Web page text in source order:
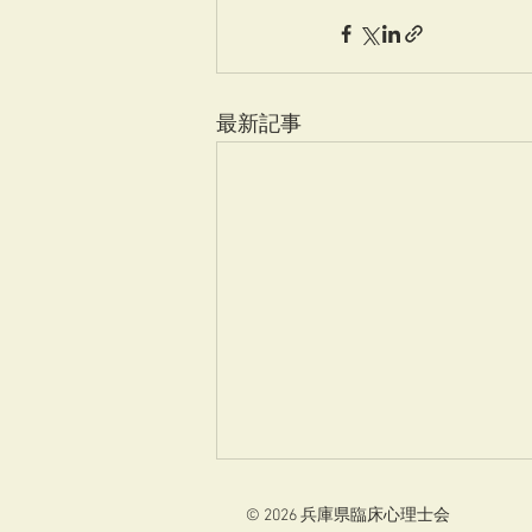
最新記事
産業メンタルヘルス通年セミ
© 2026 兵庫県臨床心理士会